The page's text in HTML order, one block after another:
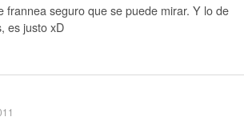
frannea seguro que se puede mirar. Y lo de
es justo xD